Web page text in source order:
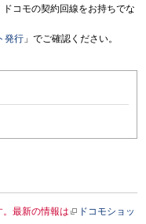
コモの契約回線をお持ちでな
発行 」でご確認ください。
最新の情報は
ドコモショッ